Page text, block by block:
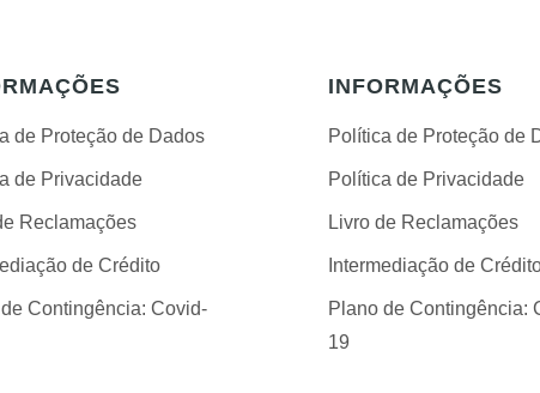
de Proteção de Dados
de Privacidade
Reclamações
de Crédito
Contingência: Covid-
INFORMAÇÕES
Política de Proteção de
Política de Privacidade
Livro de Reclamações
Intermediação de
Plano de Contingência:
19